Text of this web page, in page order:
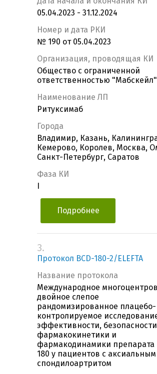
05.04.2023 - 31.12.2024
Номер и дата РКИ
№ 190 от 05.04.2023
Организация, проводящая КИ
Общество с ограниченной
ответственностью "Мабскейл"
Наименование ЛП
Ритуксимаб
Города
Владимир, Казань,
Кемерово, Королев, Москва,
Санкт-Петербург, Саратов
Фаза КИ
Подробнее
3.
Протокол BCD-180-2/ELEFTA
Название протокола
Международное
двойное слепое
рандомизированное плацебо-
контролируемое
эффективности,
фармакокинетики и
фармакодинамики препарата
180 у пациентов с аксиальным
спондилоартритом